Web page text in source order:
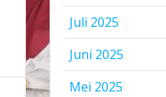
Juli 2025
Juni 2025
Mei 2025